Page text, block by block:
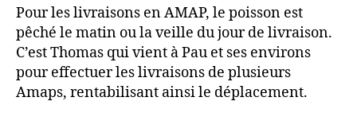
Pour les livraisons en AMAP, le poisson est
pêché le matin ou la veille du jour de livraison.
C’est Thomas qui vient à Pau et ses environs
pour effectuer les livraisons de plusieurs
Amaps, rentabilisant ainsi le déplacement.